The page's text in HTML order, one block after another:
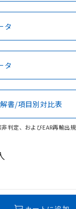
事項・凡例
Hg Cd
O
が混在する可能性が
。
タ
タ
書/項目別対比表
判定、およびEAR再輸出